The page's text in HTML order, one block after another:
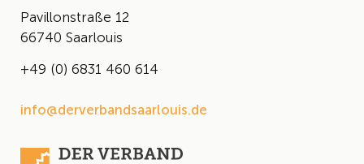
Pavillonstraße 12
66740 Saarlouis
+49 (0) 6831 460 614
info@derverbandsaarlouis.de